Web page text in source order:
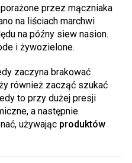
przez mączniaka
na liściach marchwi
na późny siew nasion.
i żywozielone.
zaczyna brakować
również zacząć szukać
to przy dużej presji
a następnie
używając produktów